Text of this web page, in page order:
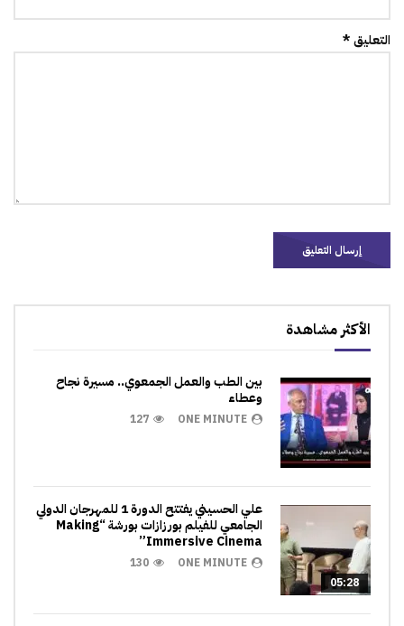
التعليق *
الأكثر مشاهدة
بين الطب والعمل الجمعوي.. مسيرة نجاح
وعطاء
ONE MINUTE
127
05:28
علي الحسيني يفتتح الدورة 1 للمهرجان الدولي
الجامعي للفيلم بورزازات بورشة “Making
Immersive Cinema”
ONE MINUTE
130